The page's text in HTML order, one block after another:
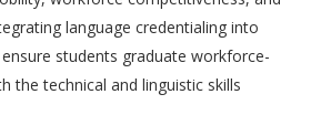
language credentialing into
students graduate workforce-
the technical and linguistic skills